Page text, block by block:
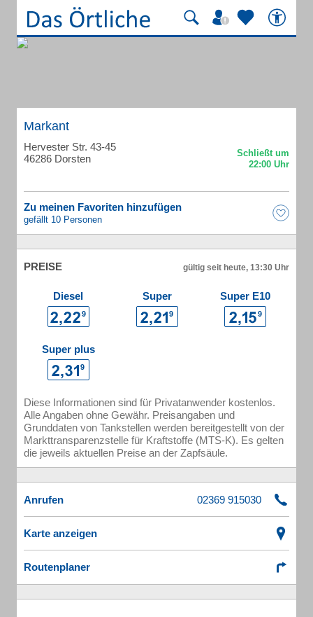
Markant
Hervester Str. 43-45
46286 Dorsten
Zu meinen Favoriten hinzufügen
gefällt 10 Personen
PREISE gültig seit heute, 13:30 Uhr
Diesel Super Super E10
Super plus
Diese Informationen sind für Privatanwender kostenlos.
Alle Angaben ohne Gewähr. Preisangaben und
Grunddaten von Tankstellen werden bereitgestellt von der
Markttransparenzstelle für Kraftstoffe (MTS-K). Es gelten
die jeweils aktuellen Preise an der Zapfsäule.
Anrufen
Karte anzeigen
Routenplaner